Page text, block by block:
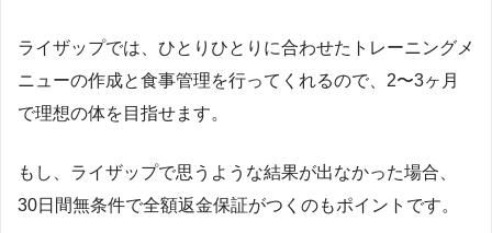
ライザップでは、ひとりひとりに合わせたトレーニングメ
ニューの作成と食事管理を行ってくれるので、2〜3ヶ月
で理想の体を目指せます。
もし、ライザップで思うような結果が出なかった場合、
30日間無条件で全額返金保証がつくのもポイントです。